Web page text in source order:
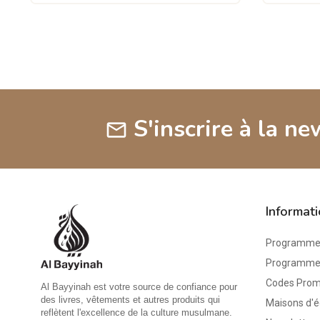
mail S'inscrire à la
Al Bayyinah est votre source de confiance pour
des livres, vêtements et autres produits qui
reflètent l'excellence de la culture musulmane.
Codes
Maisons